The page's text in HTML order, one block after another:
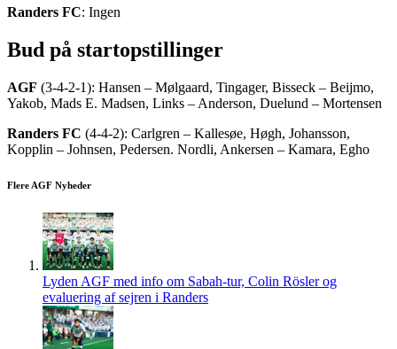
Randers FC: Ingen
Bud på startopstillinger
AGF (3-4-2-1): Hansen – Mølgaard, Tingager, Bisseck – Beijmo,
Yakob, Mads E. Madsen, Links – Anderson, Duelund – Mortensen
Randers FC (4-4-2): Carlgren – Kallesøe, Høgh, Johansson,
Kopplin – Johnsen, Pedersen. Nordli, Ankersen – Kamara, Egho
Flere AGF Nyheder
Lyden AGF med info om Sabah-tur, Colin Rösler og
evaluering af sejren i Randers